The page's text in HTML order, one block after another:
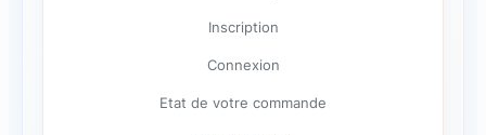
Inscription
Connexion
Etat de votre commande